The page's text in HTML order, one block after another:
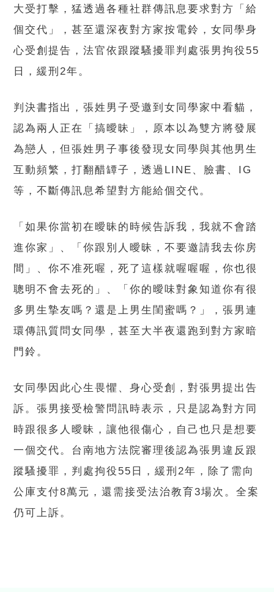
大受打擊，猛透過各種社群傳訊息要求對方「給
個交代」，甚至還深夜對方家按電鈴，女同學身
心受創提告，法官依跟蹤騷擾罪判處張男拘役55
日，緩刑2年。
判決書指出，張姓男子受邀到女同學家中看貓，
認為兩人正在「搞曖昧」，原本以為雙方將發展
為戀人，但張姓男子事後發現女同學與其他男生
互動頻繁，打翻醋罈子，透過LINE、臉書、IG
等，不斷傳訊息希望對方能給個交代。
「如果你當初在曖昧的時候告訴我，我就不會踏
進你家」、「你跟別人曖昧，不要邀請我去你房
間」、你不准死喔，死了這樣就喔喔喔，你也很
聰明不會去死的」、「你的曖味對象知道你有很
多男生摯友嗎？還是上男生閨蜜嗎？」，張男連
環傳訊質問女同學，甚至大半夜還跑到對方家暗
門鈴。
女同學因此心生畏懼、身心受創，對張男提出告
訴。張男接受檢警問訊時表示，只是認為對方同
時跟很多人曖昧，讓他很傷心，自己也只是想要
一個交代。台南地方法院審理後認為張男違反跟
蹤騷擾罪，判處拘役55日，緩刑2年，除了需向
公庫支付8萬元，還需接受法治教育3場次。全案
仍可上訴。